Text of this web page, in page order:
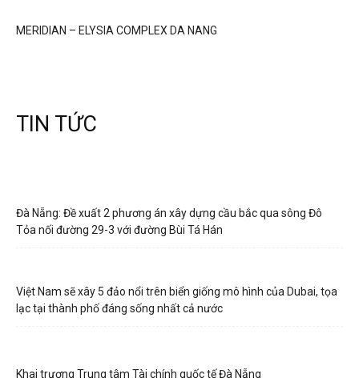
MERIDIAN – ELYSIA COMPLEX DA NANG
TIN TỨC
Đà Nẵng: Đề xuất 2 phương án xây dựng cầu bắc qua sông Đô
Tỏa nối đường 29-3 với đường Bùi Tá Hán
Việt Nam sẽ xây 5 đảo nổi trên biển giống mô hình của Dubai, tọa
lạc tại thành phố đáng sống nhất cả nước
Khai trương Trung tâm Tài chính quốc tế Đà Nẵng